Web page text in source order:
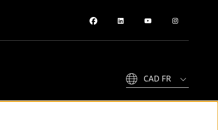
et prix, proviennent du site de l’entreprise audi.ca et, par
les concessionnaires. Les prix indiqués sur les pages de